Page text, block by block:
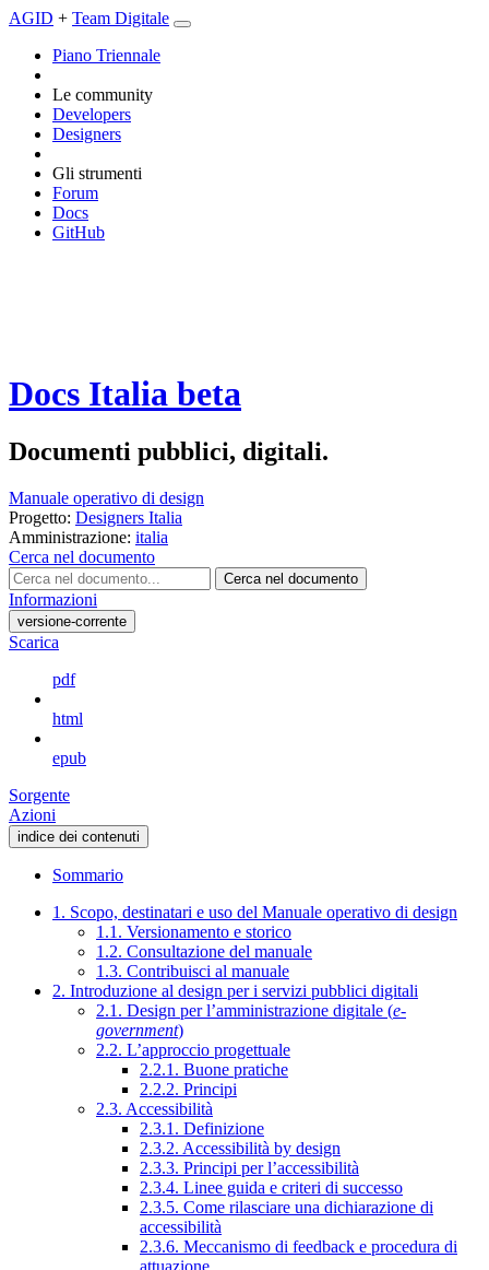
AGID + Team Digitale
Piano Triennale
Le community
Developers
Designers
Gli strumenti
Forum
Docs
GitHub
Docs Italia beta
Documenti pubblici, digitali.
Manuale operativo di design
Progetto: Designers Italia
Amministrazione: italia
Cerca nel documento
Cerca nel documento
Informazioni
versione-corrente
Scarica
pdf
html
epub
Sorgente
Azioni
indice dei contenuti
Sommario
1. Scopo, destinatari e uso del Manuale operativo di design
1.1. Versionamento e storico
1.2. Consultazione del manuale
1.3. Contribuisci al manuale
2. Introduzione al design per i servizi pubblici digitali
2.1. Design per l’amministrazione digitale (e-
government)
2.2. L’approccio progettuale
2.2.1. Buone pratiche
2.2.2. Principi
2.3. Accessibilità
2.3.1. Definizione
2.3.2. Accessibilità by design
2.3.3. Principi per l’accessibilità
2.3.4. Linee guida e criteri di successo
2.3.5. Come rilasciare una dichiarazione di
accessibilità
2.3.6. Meccanismo di feedback e procedura di
attuazione